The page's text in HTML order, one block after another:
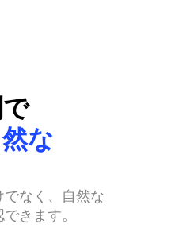
な
なく、自然な
きます。